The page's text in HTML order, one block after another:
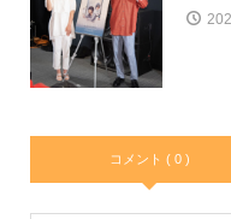
コメント ( 0 )